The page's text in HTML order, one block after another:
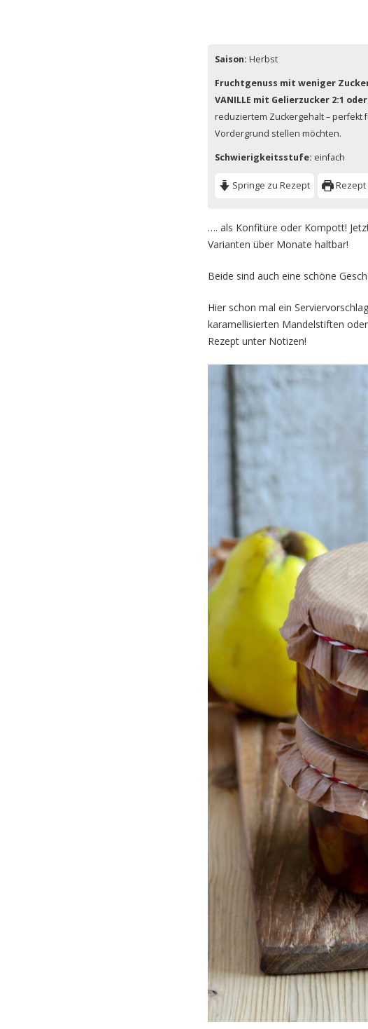
Saison: Herbst
Fruchtgenuss mit weniger Zucker:
VANILLE mit Gelierzucker 2:1 oder
reduziertem Zuckergehalt – perfekt
Vordergrund stellen möchten.
Schwierigkeitsstufe: einfach
Springe zu Rezept Rezept
…. als Konfitüre oder Kompott!
Varianten über Monate haltbar!
Beide sind auch eine schöne
Hier schon mal ein
karamellisierten Mandelstiften
Rezept unter Notizen!